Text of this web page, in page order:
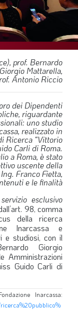
prof. Bernardo
Giorgio Mattarella,
Antonio Riccio
dei Dipendenti
riguardante
uno studio
realizzato in
Ricerca “Vittorio
Carli di Roma.
a Roma, è stato
uscente della
Franco Fietta,
e le finalità
esclusivo
98, comma
della ricerca
Inarcassa e
e studiosi, con il
Giorgio
Amministrazioni
Guido Carli di
Inarcassa: